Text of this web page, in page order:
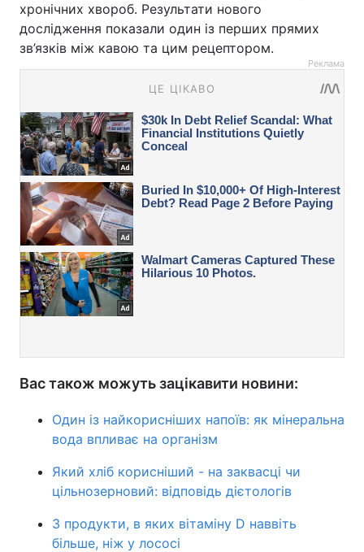
хронічних хвороб. Результати нового
дослідження показали один із перших прямих
зв’язків між кавою та цим рецептором.
Реклама
Вас також можуть зацікавити новини:
Один із найкорисніших напоїв: як мінеральна
вода впливає на організм
Який хліб корисніший - на заквасці чи
цільнозерновий: відповідь дієтологів
3 продукти, в яких вітаміну D наввіть
більше, ніж у лососі